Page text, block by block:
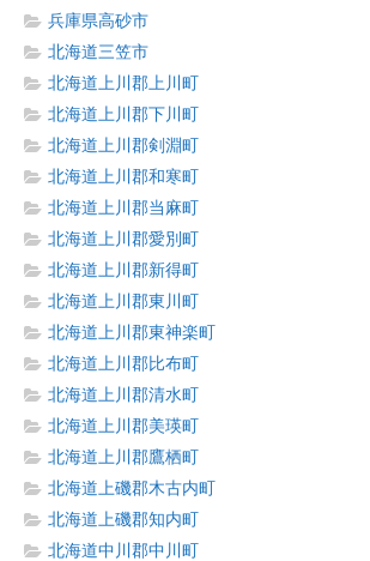
兵庫県高砂市
北海道三笠市
北海道上川郡上川町
北海道上川郡下川町
北海道上川郡剣淵町
北海道上川郡和寒町
北海道上川郡当麻町
北海道上川郡愛別町
北海道上川郡新得町
北海道上川郡東川町
北海道上川郡東神楽町
北海道上川郡比布町
北海道上川郡清水町
北海道上川郡美瑛町
北海道上川郡鷹栖町
北海道上磯郡木古内町
北海道上磯郡知内町
北海道中川郡中川町